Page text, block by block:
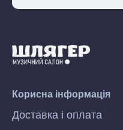
Корисна інформація
Доставка і оплата